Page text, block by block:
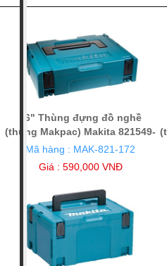
Makita
Giá tiền
100,000 -
500,000
VNĐ (6)
500,000 - 1
triệu VNĐ
1
triệu
Xuất xứ
Quốc (10)
16" Thùng đựng đồ nghề
(thùng Makpac) Makita 821549-
5
Mã hàng : MAK-821-172
Giá : 590,000 VNĐ